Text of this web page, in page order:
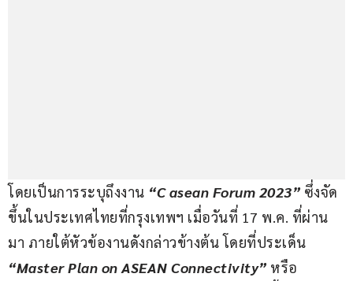
โดยเป็นการระบุถึงงาน “C asean Forum 2023” ซึ่งจัด
ขึ้นในประเทศไทยที่กรุงเทพฯ เมื่อวันที่ 17 พ.ค. ที่ผ่าน
มา ภายใต้หัวข้องานดังกล่าวข้างต้น โดยที่ประเด็น
“Master Plan on ASEAN Connectivity” หรือ